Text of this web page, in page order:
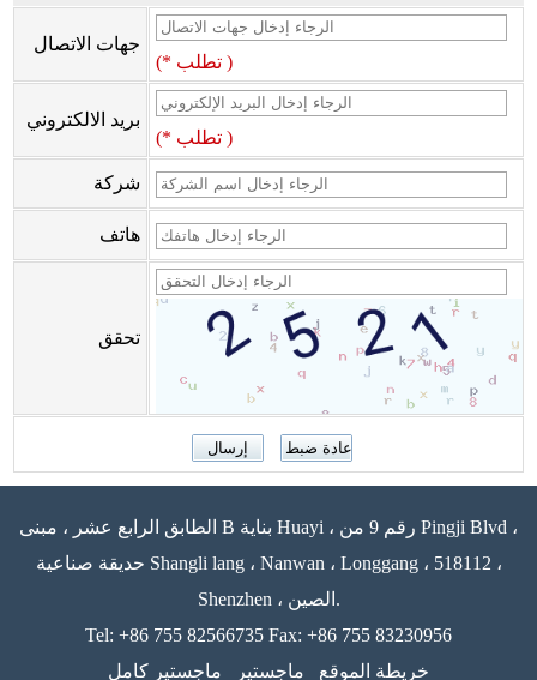
جهات الاتصال
(* تطلب )
بريد الالكتروني
(* تطلب )
شركة
هاتف
تحقق
الطابق الرابع عشر ، مبنى B بناية Huayi ، رقم 9 من Pingji Blvd ،
حديقة صناعية Shangli lang ، Nanwan ، Longgang ، 518112 ،
Shenzhen ، الصين.
Tel: +86 755 82566735 Fax: +86 755 83230956
خريطة الموقع
ماجستير ماجستير كامل